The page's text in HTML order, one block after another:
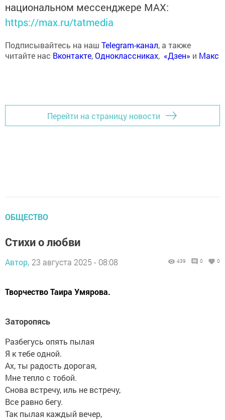
национальном мессенджере MАХ:
https://max.ru/tatmedia
Подписывайтесь на наш Telegram-канал, а также
читайте нас Вконтакте,Одноклассниках, «Дзен» и Макс
Перейти на страницу новости
ОБЩЕСТВО
Стихи о любви
Автор, 23 августа 2025 - 08:08 439 0 0
Творчество Таира Умярова.
Заторопясь
Разбегусь опять пылая
Я к тебе одной.
Ах, ты радость дорогая,
Мне тепло с тобой.
Снова встречу, иль не встречу,
Все равно бегу.
Так пылая каждый вечер,